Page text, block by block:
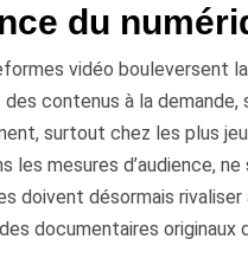
du
vidéo bouleversent
contenus à la
surtout chez les plus
les mesures d’audience,
doivent désormais
documentaires originaux